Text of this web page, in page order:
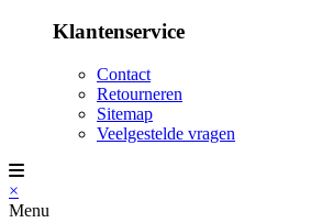
Klantenservice
Contact
Retourneren
Sitemap
Veelgestelde vragen
×
Menu